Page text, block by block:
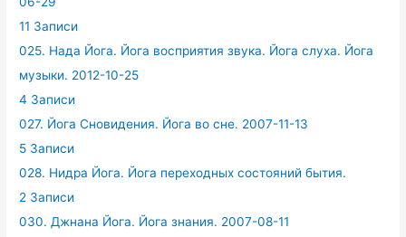
11 Записи
025. Нада Йога. Йога восприятия звука. Йога слуха. Йога
музыки. 2012-10-25
4 Записи
027. Йога Сновидения. Йога во сне. 2007-11-13
5 Записи
028. Нидра Йога. Йога переходных состояний бытия.
2 Записи
030. Джнана Йога. Йога знания. 2007-08-11